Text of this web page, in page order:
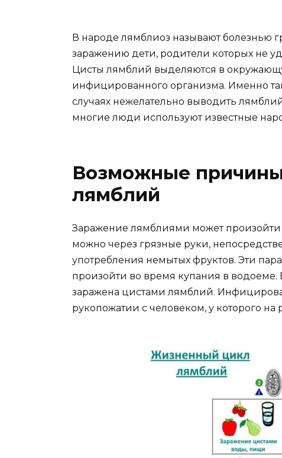
В народе лямблиоз называют болезнью
заражению дети, родители которых не
Цисты лямблий выделяются в
инфицированного организма. Именно
случаях нежелательно выводить
многие люди используют известные
Возможные
лямблий
Заражение лямблиями может произойти
можно через грязные руки,
употребления немытых фруктов. Эти
произойти во время купания в
заражена цистами лямблий.
рукопожатии с человеком, у которого на